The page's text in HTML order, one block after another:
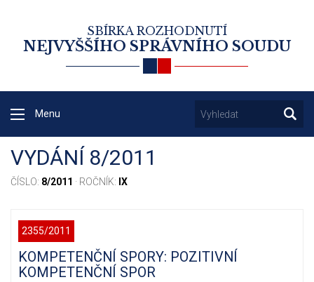
SBÍRKA ROZHODNUTÍ
NEJVYŠŠÍHO SPRÁVNÍHO SOUDU
Menu
VYDÁNÍ 8/2011
ČÍSLO: 8/2011 · ROČNÍK: IX
2355/2011
KOMPETENČNÍ SPORY: POZITIVNÍ
KOMPETENČNÍ SPOR